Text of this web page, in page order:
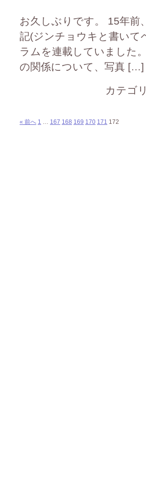
お久しぶりです。 15年前
記(ジンチョウキと書いて
ラムを連載していました
の関係について、写真 […]
カテゴ
« 前へ 1 … 167 168 169 170 171 172